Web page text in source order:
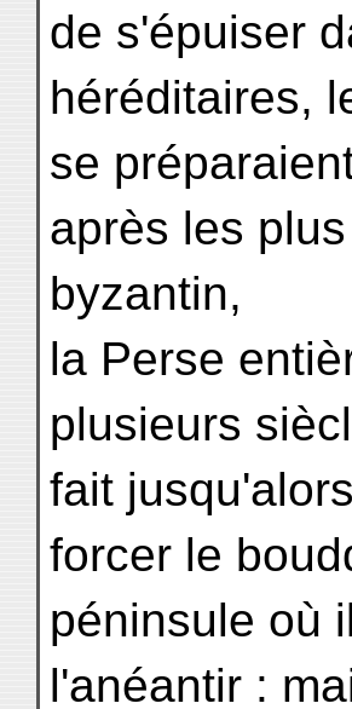
de s'épuiser
héréditaires,
se
après les
byzantin,
la Perse
plusieurs
fait
forcer le
péninsule où
l'anéantir :